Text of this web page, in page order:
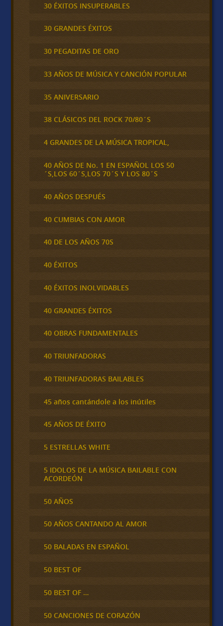
30 ÉXITOS INSUPERABLES
30 GRANDES ÉXITOS
30 PEGADITAS DE ORO
33 AÑOS DE MÚSICA Y CANCIÓN POPULAR
35 ANIVERSARIO
38 CLÁSICOS DEL ROCK 70/80´S
4 GRANDES DE LA MÚSICA TROPICAL,
40 AÑOS DE No. 1 EN ESPAÑOL LOS 50
´S,LOS 60´S,LOS 70´S Y LOS 80´S
40 AÑOS DESPUÉS
40 CUMBIAS CON AMOR
40 DE LOS AÑOS 70S
40 ÉXITOS
40 ÉXITOS INOLVIDABLES
40 GRANDES ÉXITOS
40 OBRAS FUNDAMENTALES
40 TRIUNFADORAS
40 TRIUNFADORAS BAILABLES
45 años cantándole a los inútiles
45 AÑOS DE ÉXITO
5 ESTRELLAS WHITE
5 IDOLOS DE LA MÚSICA BAILABLE CON
ACORDEÓN
50 AÑOS
50 AÑOS CANTANDO AL AMOR
50 BALADAS EN ESPAÑOL
50 BEST OF
50 BEST OF …
50 CANCIONES DE CORAZÓN